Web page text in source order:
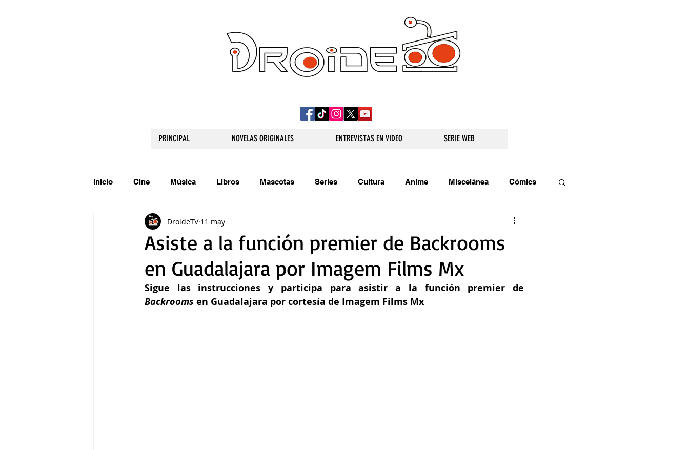
PRINCIPAL NOVELAS ORIGINALES ENTREVISTAS EN VIDEO SERIE WEB
Inicio Cine Música Libros Mascotas Series Cultura Anime Miscelánea Cómics
Comparte tu talento Relatos originales
Gastronomía Tecnología
Asiste a la función premier de Backrooms
en Guadalajara por Imagem Films Mx
DroideTV 11 may
Backrooms en Guadalajara por cortesía de Imagem Films Mx